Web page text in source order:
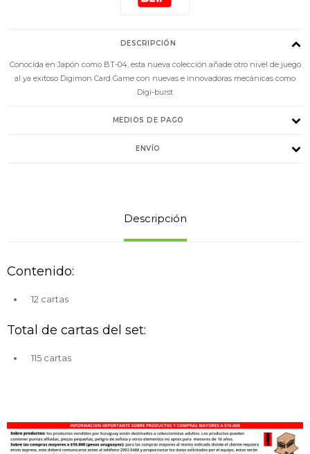
DESCRIPCIÓN
Conocida en Japón como BT-04, esta nueva colección añade otro nivel de juego
al ya exitoso Digimon Card Game con nuevas e innovadoras mecánicas como
Digi-burst
MEDIOS DE PAGO
ENVÍO
Descripción
Contenido:
12 cartas
Total de cartas del set:
115 cartas